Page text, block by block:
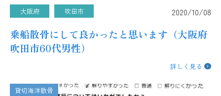
大阪府 吹田市 2020/10/08
乗船散骨にして良かったと思います（大阪府
吹田市60代男性）
詳しく見る
貸切海洋散骨